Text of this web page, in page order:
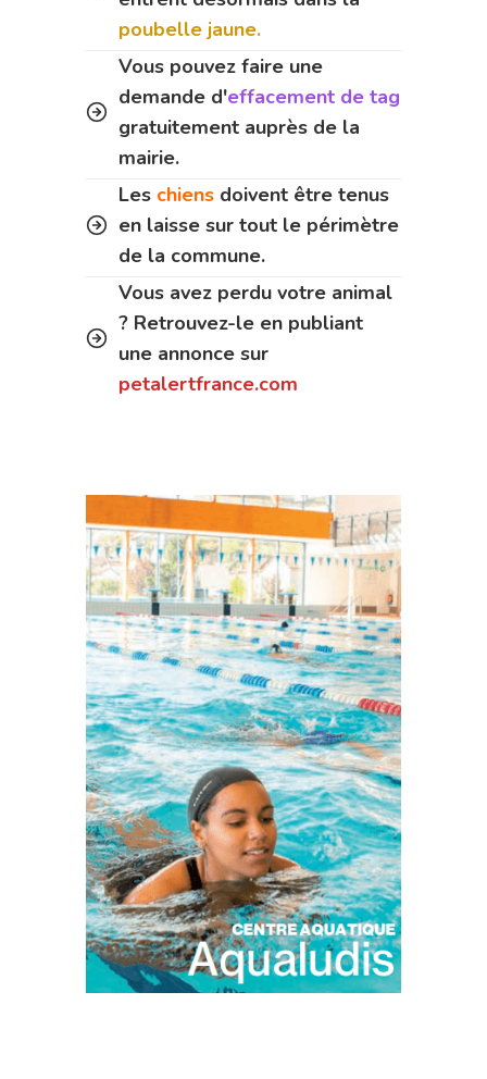
poubelle jaune.
Vous pouvez faire une
demande d'effacement de tag
gratuitement auprès de la
mairie.
Les chiens doivent être tenus
en laisse sur tout le périmètre
de la commune.
Vous avez perdu votre animal
? Retrouvez-le en publiant
une annonce sur
petalertfrance.com